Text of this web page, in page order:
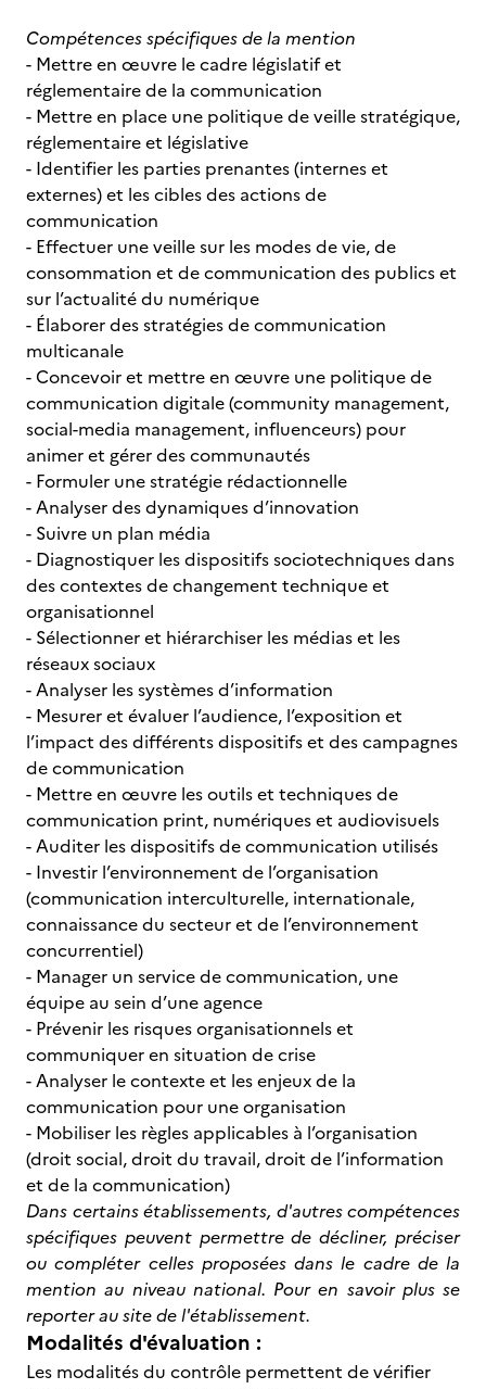
Compétences spécifiques de la mention
- Mettre en œuvre le cadre législatif et
réglementaire de la communication
- Mettre en place une politique de veille stratégique,
réglementaire et législative
- Identifier les parties prenantes (internes et
externes) et les cibles des actions de
communication
- Effectuer une veille sur les modes de vie, de
consommation et de communication des publics et
sur l’actualité du numérique
- Élaborer des stratégies de communication
multicanale
- Concevoir et mettre en œuvre une politique de
communication digitale (community management,
social-media management, influenceurs) pour
animer et gérer des communautés
- Formuler une stratégie rédactionnelle
- Analyser des dynamiques d’innovation
- Suivre un plan média
- Diagnostiquer les dispositifs sociotechniques dans
des contextes de changement technique et
organisationnel
- Sélectionner et hiérarchiser les médias et les
réseaux sociaux
- Analyser les systèmes d’information
- Mesurer et évaluer l’audience, l’exposition et
l’impact des différents dispositifs et des campagnes
de communication
- Mettre en œuvre les outils et techniques de
communication print, numériques et audiovisuels
- Auditer les dispositifs de communication utilisés
- Investir l’environnement de l’organisation
(communication interculturelle, internationale,
connaissance du secteur et de l’environnement
concurrentiel)
- Manager un service de communication, une
équipe au sein d’une agence
- Prévenir les risques organisationnels et
communiquer en situation de crise
- Analyser le contexte et les enjeux de la
communication pour une organisation
- Mobiliser les règles applicables à l’organisation
(droit social, droit du travail, droit de l’information
et de la communication)
Dans certains établissements, d'autres compétences
spécifiques peuvent permettre de décliner, préciser
ou compléter celles proposées dans le cadre de la
mention au niveau national. Pour en savoir plus se
reporter au site de l'établissement.
Modalités d'évaluation :
Les modalités du contrôle permettent de vérifier